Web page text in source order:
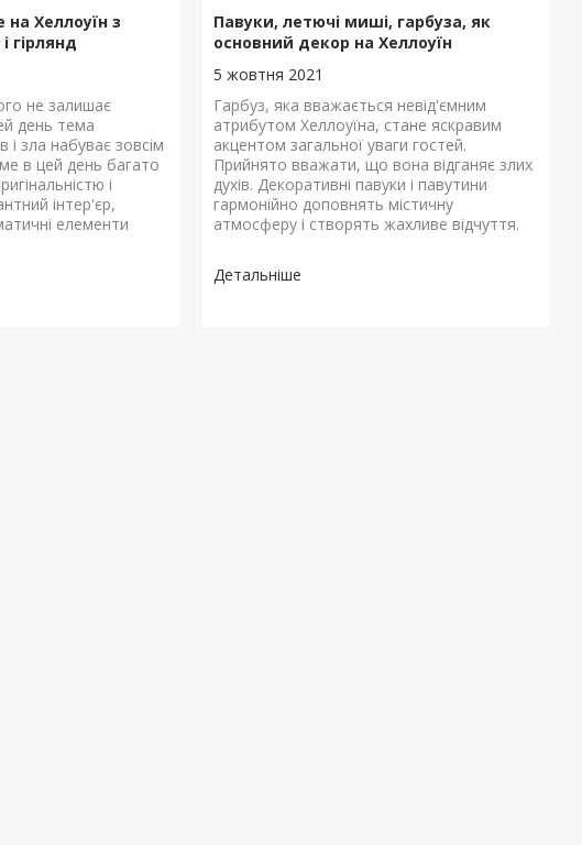
Хеллоуїн з
гірлянд
не залишає
день тема
і зла набуває зовсім
в цей день багато
і
інтер'єр,
елементи
Павуки, летючі миші, гарбуза, як
основний декор на Хеллоуїн
5 жовтня 2021
Гарбуз, яка вважається невід'ємним
атрибутом Хеллоуїна, стане яскравим
акцентом загальної уваги гостей.
Прийнято вважати, що вона відганяє злих
духів. Декоративні павуки і павутини
гармонійно доповнять містичну
атмосферу і створять жахливе відчуття.